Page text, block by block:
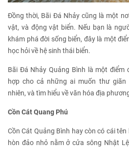
Đồng thời, Bãi Đá Nhảy cũng là một
vật, và động vật biển. Nếu bạn là
khám phá đời sống biển, đây là một
học hỏi về hệ sinh thái biển.
Bãi Đá Nhảy Quảng Bình là một điểm
hợp cho cả những ai muốn thư giãn
nhiên, và tìm hiểu về văn hóa địa
Cồn Cát Quang Phú
Cồn Cát Quảng Bình hay còn có cái
hòn đảo nhỏ nằm ở cửa sông Nhật